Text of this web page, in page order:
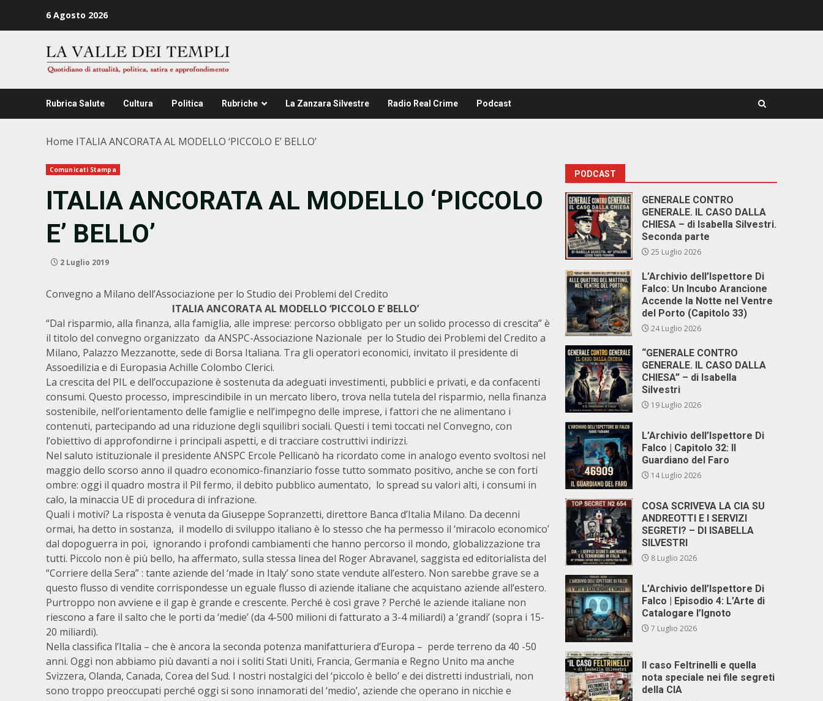
6 Agosto 2026
Rubrica Salute Cultura Politica Rubriche La Zanzara Silvestre Radio Real Crime Podcast
Home ITALIA ANCORATA AL MODELLO ‘PICCOLO E’ BELLO’
Comunicati Stampa
ITALIA ANCORATA AL MODELLO ‘PICCOLO
E’ BELLO’
2 Luglio 2019
Convegno a Milano dell’Associazione per lo Studio dei Problemi del Credito
ITALIA ANCORATA AL MODELLO ‘PICCOLO E’ BELLO’
“Dal risparmio, alla finanza, alla famiglia, alle imprese: percorso obbligato per un solido processo di crescita” è
il titolo del convegno organizzato da ANSPC-Associazione Nazionale per lo Studio dei Problemi del Credito a
Milano, Palazzo Mezzanotte, sede di Borsa Italiana. Tra gli operatori economici, invitato il presidente di
Assoedilizia e di Europasia Achille Colombo Clerici.
La crescita del PIL e dell’occupazione è sostenuta da adeguati investimenti, pubblici e privati, e da confacenti
consumi. Questo processo, imprescindibile in un mercato libero, trova nella tutela del risparmio, nella finanza
sostenibile, nell’orientamento delle famiglie e nell’impegno delle imprese, i fattori che ne alimentano i
contenuti, partecipando ad una riduzione degli squilibri sociali. Questi i temi toccati nel Convegno, con
l’obiettivo di approfondirne i principali aspetti, e di tracciare costruttivi indirizzi.
Nel saluto istituzionale il presidente ANSPC Ercole Pellicanò ha ricordato come in analogo evento svoltosi nel
maggio dello scorso anno il quadro economico-finanziario fosse tutto sommato positivo, anche se con forti
ombre: oggi il quadro mostra il Pil fermo, il debito pubblico aumentato, lo spread su valori alti, i consumi in
calo, la minaccia UE di procedura di infrazione.
Quali i motivi? La risposta è venuta da Giuseppe Sopranzetti, direttore Banca d’Italia Milano. Da decenni
ormai, ha detto in sostanza, il modello di sviluppo italiano è lo stesso che ha permesso il ‘miracolo economico’
dal dopoguerra in poi, ignorando i profondi cambiamenti che hanno percorso il mondo, globalizzazione tra
tutti. Piccolo non è più bello, ha affermato, sulla stessa linea del Roger Abravanel, saggista ed editorialista del
“Corriere della Sera” : tante aziende del ‘made in Italy’ sono state vendute all’estero. Non sarebbe grave se a
questo flusso di vendite corrispondesse un eguale flusso di aziende italiane che acquistano aziende all’estero.
Purtroppo non avviene e il gap è grande e crescente. Perché è così grave ? Perché le aziende italiane non
riescono a fare il salto che le porti da ‘medie’ (da 4-500 milioni di fatturato a 3-4 miliardi) a ‘grandi’ (sopra i 15-
20 miliardi).
Nella classifica l’Italia – che è ancora la seconda potenza manifatturiera d’Europa – perde terreno da 40 -50
anni. Oggi non abbiamo più davanti a noi i soliti Stati Uniti, Francia, Germania e Regno Unito ma anche
Svizzera, Olanda, Canada, Corea del Sud. I nostri nostalgici del ‘piccolo è bello’ e dei distretti industriali, non
sono troppo preoccupati perché oggi si sono innamorati del ‘medio’, aziende che operano in nicchie e
PODCAST
GENERALE CONTRO
GENERALE. IL CASO DALLA
CHIESA – di Isabella Silvestri.
Seconda parte
25 Luglio 2026
L’Archivio dell’Ispettore Di
Falco: Un Incubo Arancione
Accende la Notte nel Ventre
del Porto (Capitolo 33)
24 Luglio 2026
“GENERALE CONTRO
GENERALE. IL CASO DALLA
CHIESA” – di Isabella
Silvestri
19 Luglio 2026
L’Archivio dell’Ispettore Di
Falco | Capitolo 32: Il
Guardiano del Faro
14 Luglio 2026
COSA SCRIVEVA LA CIA SU
ANDREOTTI E I SERVIZI
SEGRETI? – DI ISABELLA
SILVESTRI
8 Luglio 2026
L’Archivio dell’Ispettore Di
Falco | Episodio 4: L’Arte di
Catalogare l’Ignoto
7 Luglio 2026
Il caso Feltrinelli e quella
nota speciale nei file segreti
della CIA